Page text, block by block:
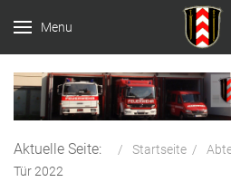
Menu
Aktuelle Seite: Startseite
Tür 2022